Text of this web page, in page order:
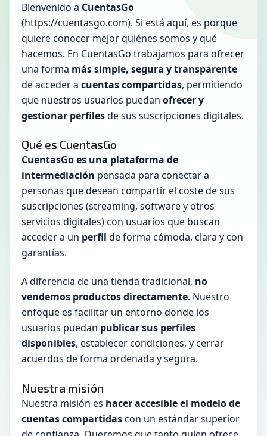
Bienvenido a CuentasGo
(https://cuentasgo.com). Si está aquí, es porque
quiere conocer mejor quiénes somos y qué
hacemos. En CuentasGo trabajamos para ofrecer
una forma más simple, segura y transparente
de acceder a cuentas compartidas, permitiendo
que nuestros usuarios puedan ofrecer y
gestionar perfilesde sus suscripciones digitales.
Qué es CuentasGo
CuentasGo es una plataforma de
intermediación pensada para conectar a
personas que desean compartir el coste de sus
suscripciones (streaming, software y otros
servicios digitales) con usuarios que buscan
acceder a un perfil de forma cómoda, clara y con
garantías.
A diferencia de una tienda tradicional, no
vendemos productos directamente. Nuestro
enfoque es facilitar un entorno donde los
usuarios puedan publicar sus perfiles
disponibles, establecer condiciones, y cerrar
acuerdos de forma ordenada y segura.
Nuestra misión
Nuestra misión es hacer accesible el modelo de
cuentas compartidascon un estándar superior